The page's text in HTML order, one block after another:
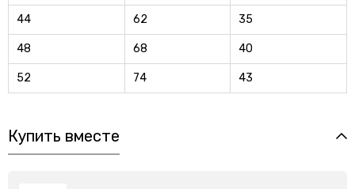
44 62 35
48 68 40
52 74 43
Купить вместе